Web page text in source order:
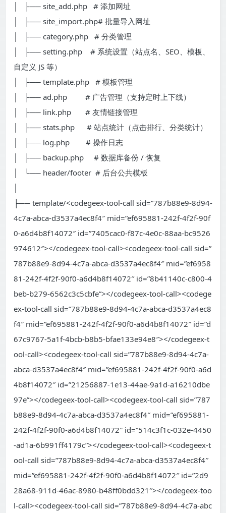
│ ├── site_add.php # 添加网址
│ ├── site_import.php# 批量导入网址
│ ├── category.php # 分类管理
│ ├── setting.php # 系统设置（站点名、SEO、模板、
自定义 JS 等）
│ ├── template.php # 模板管理
│ ├── ad.php # 广告管理（支持定时上下线）
│ ├── link.php # 友情链接管理
│ ├── stats.php # 站点统计（点击排行、分类统计）
│ ├── log.php # 操作日志
│ ├── backup.php # 数据库备份 / 恢复
│ └── header/footer # 后台公共模板
├── template/<codegeex-tool-call sid=”787b88e9-8d94-
4c7a-abca-d3537a4ec8f4″ mid=”ef695881-242f-4f2f-90f
0-a6d4b8f14072″ id=”7405cac0-f87c-4e0c-88aa-bc9526
974612″></codegeex-tool-call><codegeex-tool-call sid=”
787b88e9-8d94-4c7a-abca-d3537a4ec8f4″ mid=”ef6958
81-242f-4f2f-90f0-a6d4b8f14072″ id=”8b41140c-c800-4
beb-b279-6562c3c5cbfe”></codegeex-tool-call><codege
ex-tool-call sid=”787b88e9-8d94-4c7a-abca-d3537a4ec8
f4″ mid=”ef695881-242f-4f2f-90f0-a6d4b8f14072″ id=”d
67c9767-5a1f-4bcb-b8b5-bfae133e94e8″></codegeex-t
ool-call><codegeex-tool-call sid=”787b88e9-8d94-4c7a-
abca-d3537a4ec8f4″ mid=”ef695881-242f-4f2f-90f0-a6d
4b8f14072″ id=”21256887-1e13-44ae-9a1d-a16210dbe
97e”></codegeex-tool-call><codegeex-tool-call sid=”787
b88e9-8d94-4c7a-abca-d3537a4ec8f4″ mid=”ef695881-
242f-4f2f-90f0-a6d4b8f14072″ id=”514c3f1c-032e-4450
-ad1a-6b991ff4179c”></codegeex-tool-call><codegeex-t
ool-call sid=”787b88e9-8d94-4c7a-abca-d3537a4ec8f4″
mid=”ef695881-242f-4f2f-90f0-a6d4b8f14072″ id=”2d9
28a68-911d-46ac-8980-b48ff0bdd321″></codegeex-too
l-call><codegeex-tool-call sid=”787b88e9-8d94-4c7a-abc